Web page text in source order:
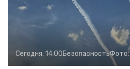
Сегодня, 14:00БезопасностьФото: